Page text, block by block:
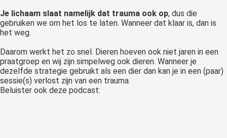
Je lichaam slaat namelijk dat trauma ook op, dus die
gebruiken we om het los te laten. Wanneer dat klaar is, dan is
het weg.
Daarom werkt het zo snel. Dieren hoeven ook niet jaren in een
praatgroep en wij zijn simpelweg ook dieren. Wanneer je
dezelfde strategie gebruikt als een dier dan kan je in een (paar)
sessie(s) verlost zijn van een trauma.
Beluister ook deze podcast: